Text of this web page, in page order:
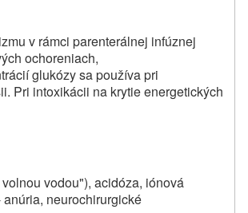
v rámci parenterálnej infúznej
ochoreniach,
glukózy sa používa pri
Pri intoxikácii na krytie energetických
vodou"), acidóza, iónová
neurochirurgické